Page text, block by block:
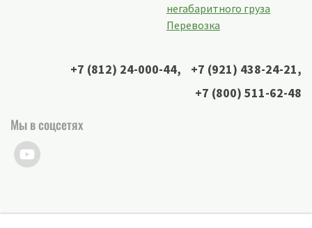
негабаритного груза
Перевозка
+7 (812) 24-000-44, +7 (921) 438-24-21,
+7 (800) 511-62-48
Мы в соцсетях